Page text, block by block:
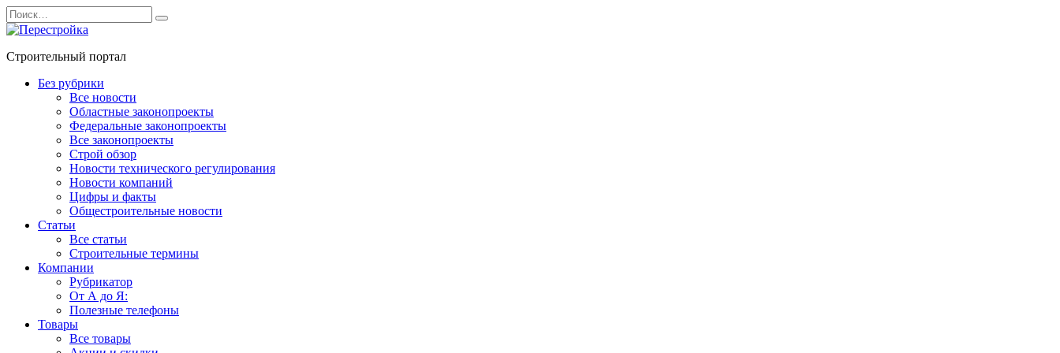
Перейти
к
содержанию
Search
for:
Строительный портал
Без рубрики
Все новости
Областные законопроекты
Федеральные законопроекты
Все законопроекты
Строй обзор
Новости технического регулирования
Новости компаний
Цифры и факты
Общестроительные новости
Статьи
Все статьи
Строительные термины
Компании
Рубрикатор
От А до Я:
Полезные телефоны
Товары
Все товары